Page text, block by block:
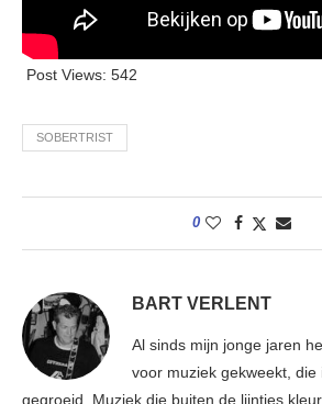
Post Views: 542
SOBERTRIST
0
BART VERLENT
Al sinds mijn jonge jaren
voor muziek gekweekt,
gegroeid. Muziek die buiten de lijntjes